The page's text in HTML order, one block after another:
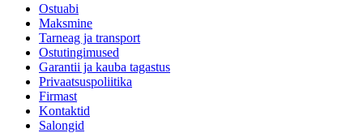
Ostuabi
Maksmine
Tarneag ja transport
Ostutingimused
Garantii ja kauba tagastus
Privaatsuspoliitika
Firmast
Kontaktid
Salongid